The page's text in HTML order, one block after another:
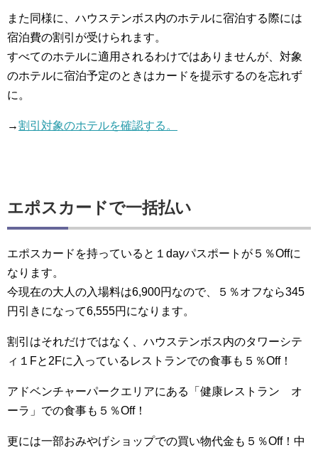
また同様に、ハウステンボス内のホテルに宿泊する際には
宿泊費の割引が受けられます。
すべてのホテルに適用されるわけではありませんが、対象
のホテルに宿泊予定のときはカードを提示するのを忘れず
に。
→割引対象のホテルを確認する。
エポスカードで一括払い
エポスカードを持っていると１dayパスポートが５％Offに
なります。
今現在の大人の入場料は6,900円なので、５％オフなら345
円引きになって6,555円になります。
割引はそれだけではなく、ハウステンボス内のタワーシテ
ィ１Fと2Fに入っているレストランでの食事も５％Off！
アドベンチャーパークエリアにある「健康レストラン オ
ーラ」での食事も５％Off！
更には一部おみやげショップでの買い物代金も５％Off！中